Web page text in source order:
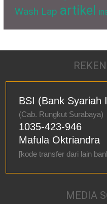
Wash Lap artikel
BSI (Bank Syariah
(Cab. Rungkut Surabaya)
1035-423-946
Mafula Oktriandra
[kode transfer dari lain
MEDIA